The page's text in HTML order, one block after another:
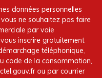
données personnelles
ne souhaitez pas faire
par voie
inscrire gratuitement
téléphonique,
code de la consommation,
ou par courrier